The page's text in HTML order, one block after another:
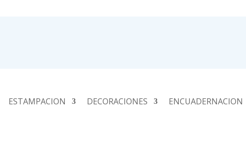
ESTAMPACION DECORACIONES ENCUADERNACION